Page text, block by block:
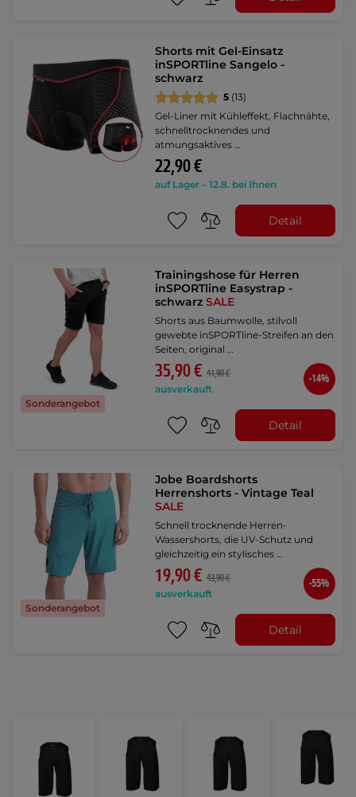
Shorts mit Gel-Einsatz
inSPORTline Sangelo -
schwarz
5 (13)
Gel-Liner mit Kühleffekt, Flachnähte,
schnelltrocknendes und
atmungsaktives …
22,90 €
auf Lager – 12.8. bei Ihnen
Detail
Sonderangebot
Trainingshose für Herren
inSPORTline Easystrap -
schwarzSALE
Shorts aus Baumwolle, stilvoll
gewebte inSPORTline-Streifen an den
Seiten, original …
35,90 € 41,90 €
ausverkauft
-14%
Detail
Sonderangebot
Jobe Boardshorts
Herrenshorts - Vintage Teal
SALE
Schnell trocknende Herren-
Wassershorts, die UV-Schutz und
gleichzeitig ein stylisches …
19,90 € 43,90 €
ausverkauft
-55%
Detail